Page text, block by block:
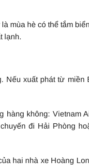
mùa hè có thể tắm
lạnh.
Nếu xuất phát từ miền
không: Vietnam
đi Hải Phòng
hai nhà xe Hoàng